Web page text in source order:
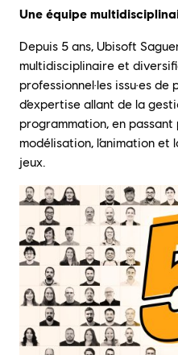
Une équipe
Depuis 5 ans, Ubisoft
multidisciplinaire et
professionnel·les issu·es de
d’expertise allant de la
programmation, en
modélisation, l’animation
jeux.